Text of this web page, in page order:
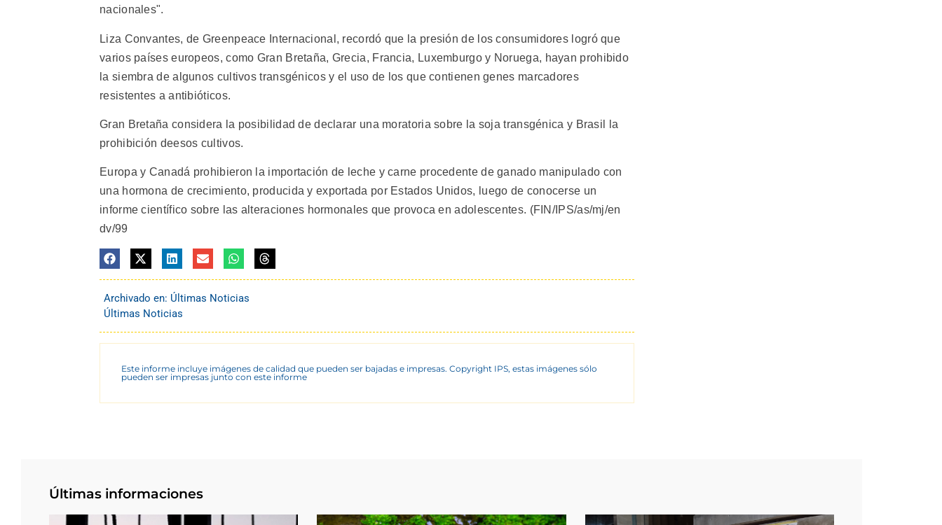
nacionales".
Liza Convantes, de Greenpeace Internacional, recordó que la presión de los consumidores logró que
varios países europeos, como Gran Bretaña, Grecia, Francia, Luxemburgo y Noruega, hayan prohibido
la siembra de algunos cultivos transgénicos y el uso de los que contienen genes marcadores
resistentes a antibióticos.
Gran Bretaña considera la posibilidad de declarar una moratoria sobre la soja transgénica y Brasil la
prohibición deesos cultivos.
Europa y Canadá prohibieron la importación de leche y carne procedente de ganado manipulado con
una hormona de crecimiento, producida y exportada por Estados Unidos, luego de conocerse un
informe científico sobre las alteraciones hormonales que provoca en adolescentes. (FIN/IPS/as/mj/en
dv/99
Archivado en: Últimas Noticias
Últimas Noticias
Este informe incluye imágenes de calidad que pueden ser bajadas e impresas. Copyright IPS, estas imágenes sólo
pueden ser impresas junto con este informe
Últimas informaciones